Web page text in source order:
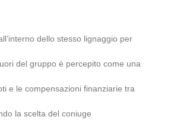
dello stesso lignaggio per
del gruppo è percepito come una
e le compensazioni finanziarie tra
la scelta del coniuge